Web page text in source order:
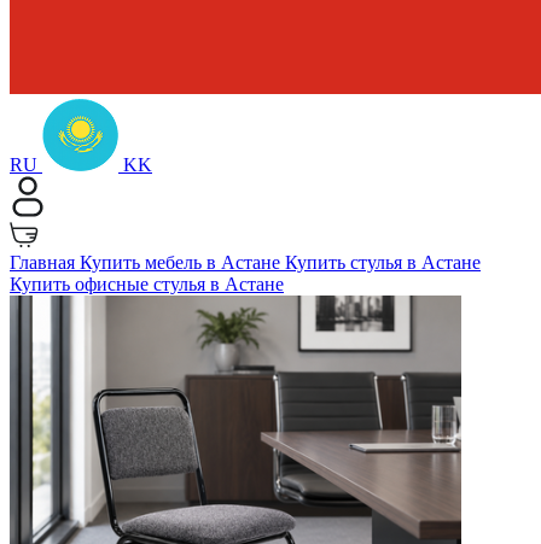
RU KK
Главная Купить мебель в Астане Купить стулья в Астане
Купить офисные стулья в Астане